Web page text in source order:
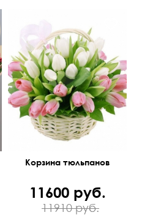
35 см 40 см
Корзина тюльпанов
11600 руб.
11910 руб.